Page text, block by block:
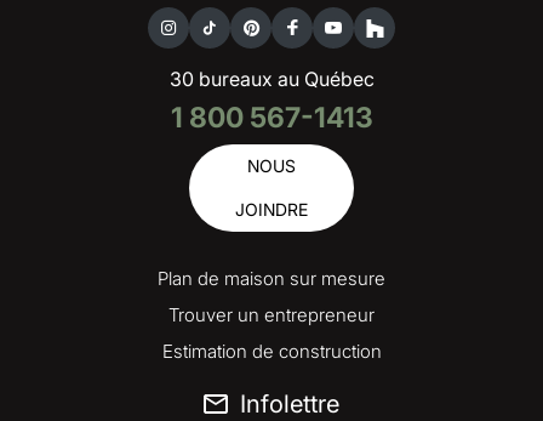
30 bureaux au Québec
1 800 567-1413
NOUS
JOINDRE
Plan de maison sur mesure
Trouver un entrepreneur
Estimation de construction
Infolettre